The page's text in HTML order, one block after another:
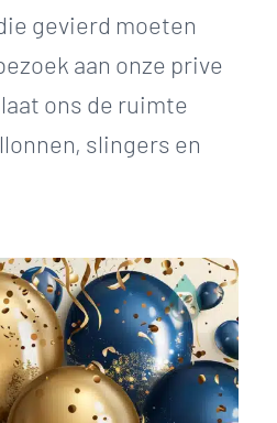
gevierd moeten
aan onze prive
ons de ruimte
slingers en